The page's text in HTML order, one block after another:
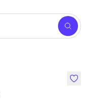
like